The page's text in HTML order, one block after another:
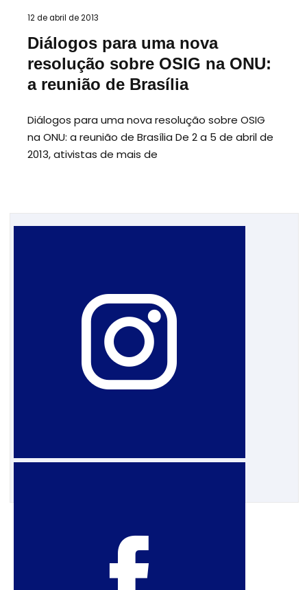
12 de abril de 2013
Diálogos para uma nova
resolução sobre OSIG na ONU:
a reunião de Brasília
Diálogos para uma nova resolução sobre OSIG
na ONU: a reunião de Brasília De 2 a 5 de abril de
2013, ativistas de mais de
10 de dezembro: Dia
Internacional dos Direitos